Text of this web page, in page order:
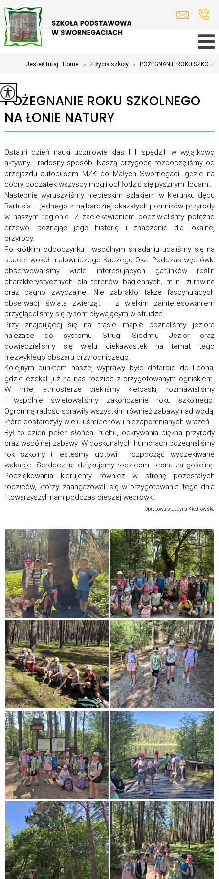
Jesteś tutaj: Home > Z życia szkoły > POŻEGNANIE ROKU SZKO ...
POŻEGNANIE ROKU SZKOLNEGO
NA ŁONIE NATURY
Ostatni dzień nauki uczniowie klas I–II spędzili w wyjątkowo
aktywny i radosny sposób. Naszą przygodę rozpoczęliśmy od
przejazdu autobusem MZK do Małych Swornegaci, gdzie na
dobry początek wszyscy mogli ochłodzić się pysznymi lodami.
Następnie wyruszyliśmy niebieskim szlakiem w kierunku dębu
Bartusia – jednego z najbardziej okazałych pomników przyrody
w naszym regionie. Z zaciekawieniem podziwialiśmy potężne
drzewo, poznając jego historię i znaczenie dla lokalnej
przyrody.
Po krótkim odpoczynku i wspólnym śniadaniu udaliśmy się na
spacer wokół malowniczego Kaczego Oka. Podczas wędrówki
obserwowaliśmy wiele interesujących gatunków roślin
charakterystycznych dla terenów bagiennych, m.in. żurawinę
oraz bagno zwyczajne. Nie zabrakło także fascynujących
obserwacji świata zwierząt – z wielkim zainteresowaniem
przyglądaliśmy się rybom pływającym w strudze.
Przy znajdującej się na trasie mapie poznaliśmy jeziora
należące do systemu Strugi Siedmiu Jezior oraz
dowiedzieliśmy się wielu ciekawostek na temat tego
niezwykłego obszaru przyrodniczego.
Kolejnym punktem naszej wyprawy było dotarcie do Leona,
gdzie czekali już na nas rodzice z przygotowanym ogniskiem.
W miłej atmosferze piekliśmy kiełbaski, rozmawialiśmy
i wspólnie świętowaliśmy zakończenie roku szkolnego.
Ogromną radość sprawiły wszystkim również zabawy nad wodą,
które dostarczyły wielu uśmiechów i niezapomnianych wrażeń.
Był to dzień pełen słońca, ruchu, odkrywania piękna przyrody
oraz wspólnej zabawy. W doskonałych humorach pożegnaliśmy
rok szkolny i jesteśmy gotowi rozpocząć wyczekiwane
wakacje. Serdecznie dziękujemy rodzicom Leona za gościnę.
Podziękowania kierujemy również w stronę pozostałych
rodziców, którzy zaangażowali się w przygotowanie tego dnia
i towarzyszyli nam podczas pieszej wędrówki.
Opracowała Lucyna Kiedrowska